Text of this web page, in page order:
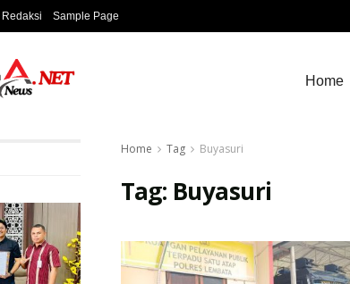
Redaksi Sample Page
Home
Home Tag Buyasuri
Tag: Buyasuri